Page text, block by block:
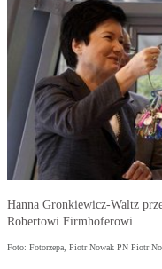
Hanna Gronkiewicz-Waltz
Robertowi Firmhoferowi
Foto: Fotorzepa, Piotr Nowak PN Piotr